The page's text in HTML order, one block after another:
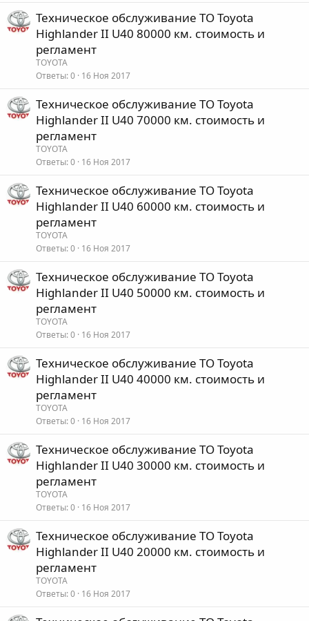
Техническое обслуживание ТО Toyota
Highlander II U40 80000 км. стоимость и
регламент
TOYOTA
Ответы 0 16 Ноя 2017
Техническое обслуживание ТО Toyota
Highlander II U40 70000 км. стоимость и
регламент
TOYOTA
Ответы 0 16 Ноя 2017
Техническое обслуживание ТО Toyota
Highlander II U40 60000 км. стоимость и
регламент
TOYOTA
Ответы 0 16 Ноя 2017
Техническое обслуживание ТО Toyota
Highlander II U40 50000 км. стоимость и
регламент
TOYOTA
Ответы 0 16 Ноя 2017
Техническое обслуживание ТО Toyota
Highlander II U40 40000 км. стоимость и
регламент
TOYOTA
Ответы 0 16 Ноя 2017
Техническое обслуживание ТО Toyota
Highlander II U40 30000 км. стоимость и
регламент
TOYOTA
Ответы 0 16 Ноя 2017
Техническое обслуживание ТО Toyota
Highlander II U40 20000 км. стоимость и
регламент
TOYOTA
Ответы 0 16 Ноя 2017